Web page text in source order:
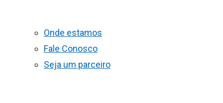
Onde estamos
Fale Conosco
Seja um parceiro